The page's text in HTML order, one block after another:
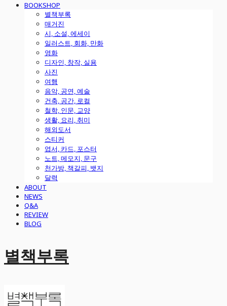
BOOKSHOP
별책부록
매거진
시, 소설, 에세이
일러스트, 회화, 만화
영화
디자인, 창작, 실용
사진
여행
음악, 공연, 예술
건축, 공간, 로컬
철학, 인문, 교양
생활, 요리, 취미
해외도서
스티커
엽서, 카드, 포스터
노트, 메모지, 문구
천가방, 책갈피, 뱃지
달력
ABOUT
NEWS
Q&A
REVIEW
BLOG
별책부록